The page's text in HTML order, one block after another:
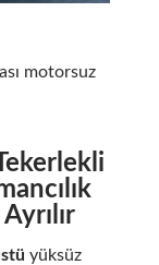
motorsuz
yüksüz